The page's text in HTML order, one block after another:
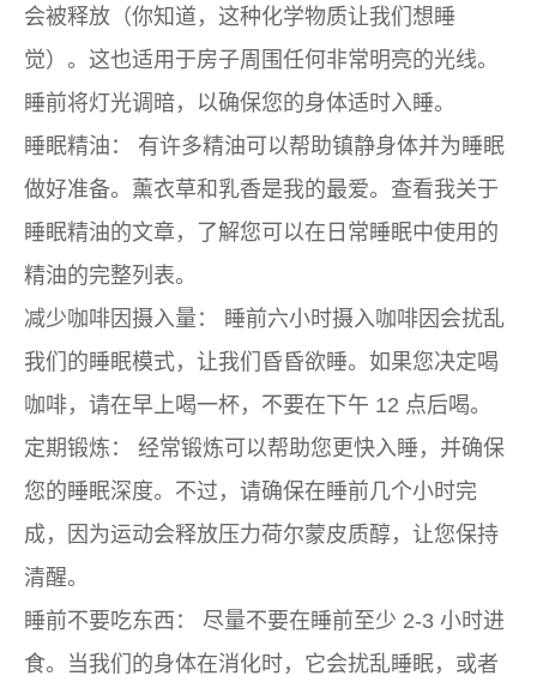
会被释放（你知道，这种化学物质让我们想睡
觉）。这也适用于房子周围任何非常明亮的光线。
睡前将灯光调暗，以确保您的身体适时入睡。
睡眠精油：
有许多精油可以帮助镇静身体并为睡眠
做好准备。薰衣草和乳香是我的最爱。查看我关于
睡眠精油的文章，了解您可以在日常睡眠中使用的
精油的完整列表。
减少咖啡因摄入量：
睡前六小时摄入咖啡因会扰乱
我们的睡眠模式，让我们昏昏欲睡。如果您决定喝
咖啡，请在早上喝一杯，不要在下午 12 点后喝。
定期锻炼：
经常锻炼可以帮助您更快入睡，并确保
您的睡眠深度。不过，请确保在睡前几个小时完
成，因为运动会释放压力荷尔蒙皮质醇，让您保持
清醒。
睡前不要吃东西：
尽量不要在睡前至少 2-3 小时进
食。当我们的身体在消化时，它会扰乱睡眠，或者